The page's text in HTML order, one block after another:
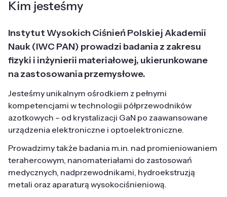
Kim jesteśmy
Instytut Wysokich Ciśnień Polskiej Akademii
Nauk (IWC PAN) prowadzi badania z zakresu
fizyki i inżynierii materiałowej, ukierunkowane
na zastosowania przemysłowe.
Jesteśmy unikalnym ośrodkiem z pełnymi
kompetencjami w technologii półprzewodników
azotkowych – od krystalizacji GaN po zaawansowane
urządzenia elektroniczne i optoelektroniczne.
Prowadzimy także badania m.in. nad promieniowaniem
terahercowym, nanomateriałami do zastosowań
medycznych, nadprzewodnikami, hydroekstruzją
metali oraz aparaturą wysokociśnieniową.